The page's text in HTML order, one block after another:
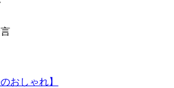
おしゃれ】